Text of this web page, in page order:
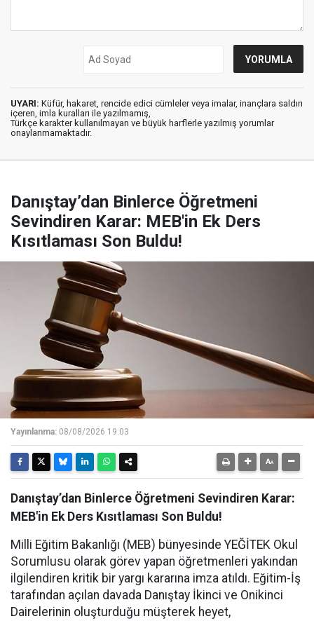
UYARI: Küfür, hakaret, rencide edici cümleler veya imalar, inançlara saldırı
içeren, imla kuralları ile yazılmamış,
Türkçe karakter kullanılmayan ve büyük harflerle yazılmış yorumlar
onaylanmamaktadır.
Danıştay’dan Binlerce Öğretmeni
Sevindiren Karar: MEB'in Ek Ders
Kısıtlaması Son Buldu!
Yayınlanma: 08/08/2026 19:03
Danıştay’dan Binlerce Öğretmeni Sevindiren Karar:
MEB'in Ek Ders Kısıtlaması Son Buldu!
Milli Eğitim Bakanlığı (MEB) bünyesinde YEĞİTEK Okul
Sorumlusu olarak görev yapan öğretmenleri yakından
ilgilendiren kritik bir yargı kararına imza atıldı. Eğitim-İş
tarafından açılan davada Danıştay İkinci ve Onikinci
Dairelerinin oluşturduğu müşterek heyet,